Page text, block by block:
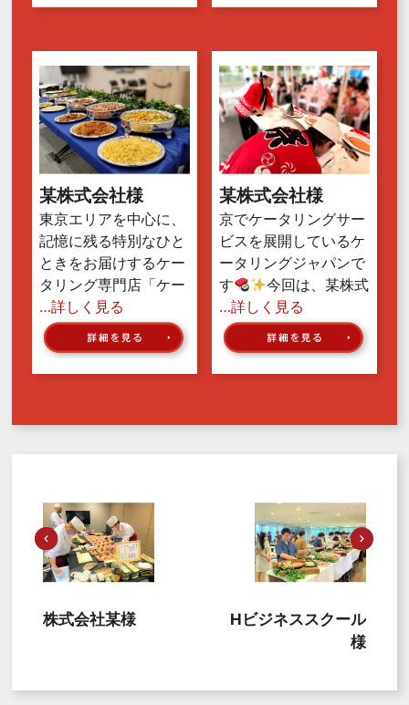
某株式会社様
東京エリアを中心に、
記憶に残る特別なひと
ときをお届けするケー
タリング専門店「ケー
…詳しく見る
某株式会社様
京でケータリングサー
ビスを展開しているケ
ータリングジャパンで
す
今回は、某株式
…詳しく見る
株式会社某様
Hビジネススクール
様